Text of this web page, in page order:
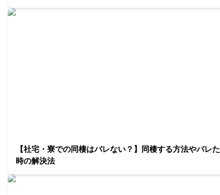
【社宅・寮での同棲はバレない？】同棲する方法やバレた
時の解決法